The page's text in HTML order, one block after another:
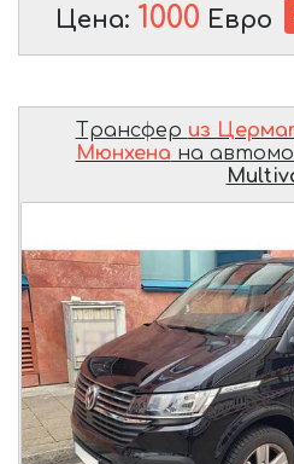
Цена: 1000 Евро
Трансфер из
Мюнхена на